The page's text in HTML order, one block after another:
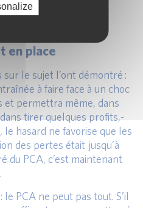
les pertes de
en place
le sujet l’ont démontré :
à faire face à un choc
et permettra même, dans
tirer quelques profits,-
le hasard ne favorise que les
des pertes était jusqu’à
du PCA, c’est maintenant
le PCA ne peut pas tout. S’il